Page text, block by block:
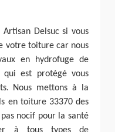
Delsuc si vous
votre toiture car nous
en hydrofuge de
est protégé vous
Nous mettons à la
en toiture 33370 des
nocif pour la santé